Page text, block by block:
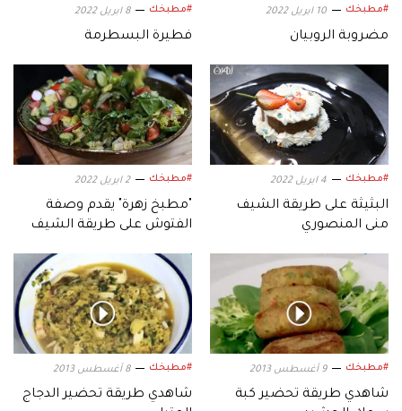
#مطبخك 10 ابريل 2022
مضروبة الروبيان
#مطبخك 8 ابريل 2022
فطيرة البسطرمة
#مطبخك 4 ابريل 2022
البثيثة على طريقة الشيف
منى المنصوري
#مطبخك 2 ابريل 2022
"مطبخ زهرة" يقدم وصفة
الفتوش على طريقة الشيف
#مطبخك 9 أغسطس 2013
شاهدي طريقة تحضير كبة
#مطبخك 8 أغسطس 2013
شاهدي طريقة تحضير الدجاج